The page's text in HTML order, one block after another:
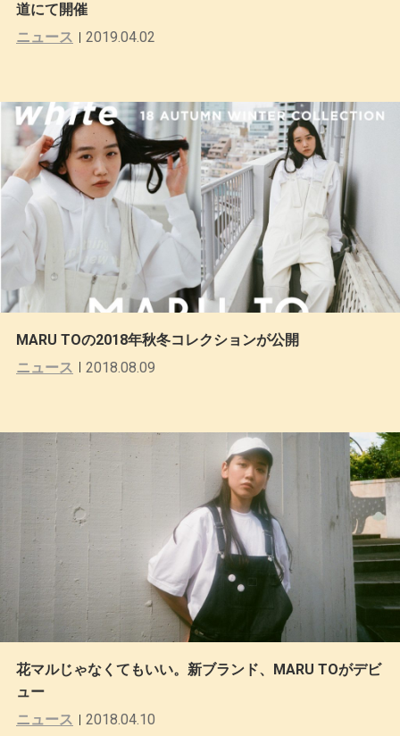
道にて開催
ニュース
2019.04.02
MARU TOの2018年秋冬コレクションが公開
ニュース
2018.08.09
花マルじゃなくてもいい。新ブランド、MARU TOがデビ
ュー
ニュース
2018.04.10